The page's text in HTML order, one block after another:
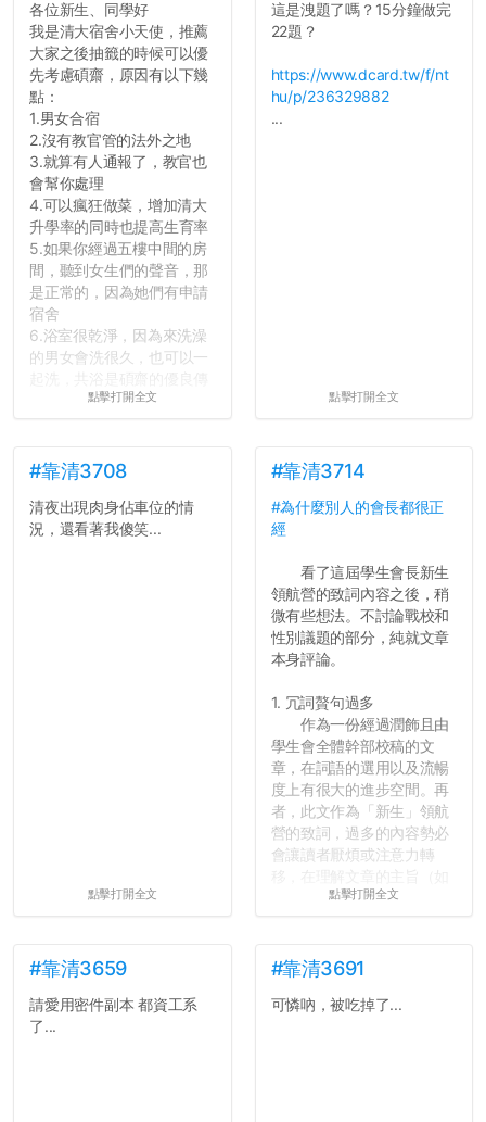
反正老人我明天就要搬離新
竹，之後如何發展與我無
吧XD，祝學弟妹們修課順利
~~...
各位新生、同學好
我是清大宿舍小天使，推薦
大家之後抽籤的時候可以優
先考慮碩齋，原因有以下幾
點：
1.男女合宿
2.沒有教官管的法外之地
3.就算有人通報了，教官也
會幫你處理
4.可以瘋狂做菜，增加清大
升學率的同時也提高生育率
5.如果你經過五樓中間的房
間，聽到女生們的聲音，那
是正常的，因為她們有申請
宿舍
6.浴室很乾淨，因為來洗澡
的男女會洗很久，也可以一
舍房間，都歡迎留言讓我知
道...
點擊打開全文
這是洩題了嗎？15分鐘做完
22題？
https://www.dcard.tw/f/nt
hu/p/236329882
...
點擊打開全文
#靠清3708
清夜出現肉身佔車位的情
況，還看著我傻笑...
點擊打開全文
#靠清3714
#為什麼別人的會長都很正
經
看了這屆學生會長新生
領航營的致詞內容之後，稍
微有些想法。不討論戰校和
性別議題的部分，純就文章
本身評論。
1. 冗詞贅句過多
作為一份經過潤飾且由
學生會全體幹部校稿的文
章，在詞語的選用以及流暢
度上有很大的進步空間。再
者，此文作為「新生」領航
營的致詞，過多的內容勢必
會讓讀者厭煩或注意力轉
果有的話）前就失去興趣。
的聲明一樣正式，但至少在
用字上多加留意。有些語句
用說的可能會引人發笑或多
點擊打開全文
#靠清3659
請愛用密件副本 都資工系
了...
#靠清3691
可憐吶，被吃掉了...